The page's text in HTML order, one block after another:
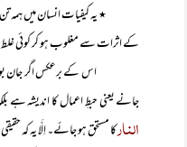
٭ یہ کیفیات انسان میں ہمہ تن،
کے اثرات سے مغلوب ہو کر کوئی غلط
اس کے برعکس اگر جان بوجھ
جانے یعنی حبطِ اعمال کا اندیشہ ہے
النارکا مستحق ہو جائے۔ اِلَّا یہ کہ